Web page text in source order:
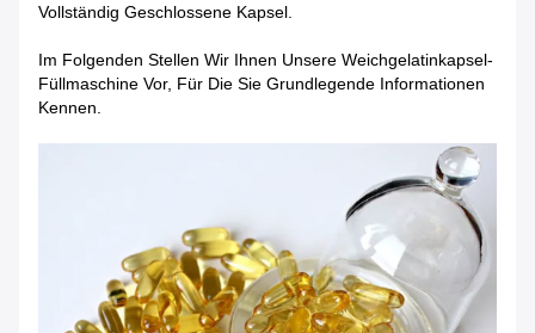
Vollständig Geschlossene Kapsel.
Im Folgenden Stellen Wir Ihnen Unsere Weichgelatinkapsel-
Füllmaschine Vor, Für Die Sie Grundlegende Informationen
Kennen.